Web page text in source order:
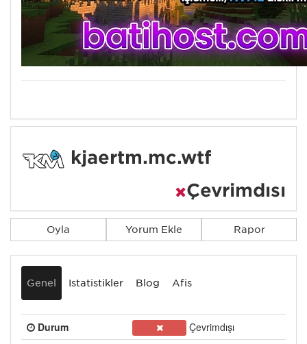
kjaertm.mc.wtf
Çevrimdışı
Oyla Yorum Ekle Rapor
Genel İstatistikler Blog Afiş
Durum
Çevrimdışı